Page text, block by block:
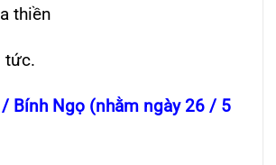
thiền
tức.
Bính Ngọ (nhằm ngày 26 / 5